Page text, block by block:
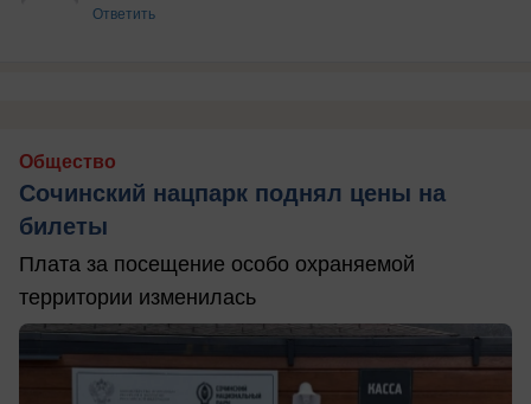
Ответить
Общество
Сочинский нацпарк поднял цены на
билеты
Плата за посещение особо охраняемой
территории изменилась